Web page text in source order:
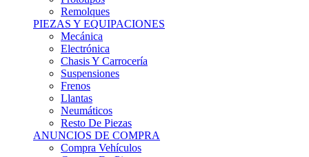
PIEZAS Y EQUIPACIONES
Mecánica
Electrónica
Chasis Y Carrocería
Suspensiones
Frenos
Llantas
Neumáticos
Resto De Piezas
ANUNCIOS DE COMPRA
Compra Vehículos
Compra De Piezas